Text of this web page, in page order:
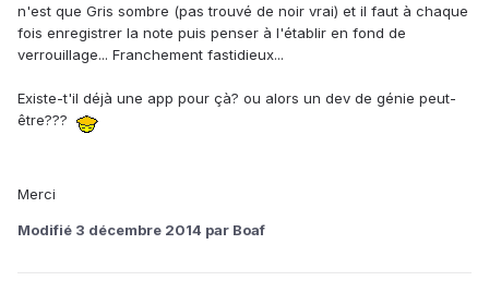
n'est que Gris sombre (pas trouvé de noir vrai) et il faut à chaque
fois enregistrer la note puis penser à l'établir en fond de
verrouillage... Franchement fastidieux...
Existe-t'il déjà une app pour çà? ou alors un dev de génie peut-
être???
Merci
Modifié 3 décembre 2014 par Boaf